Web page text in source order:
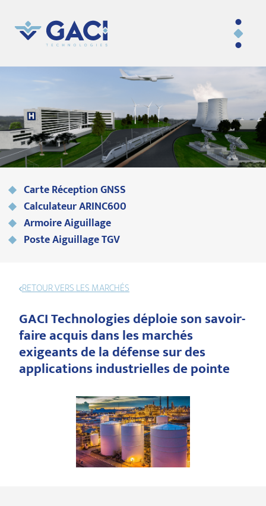
Carte Réception GNSS
Calculateur ARINC600
Armoire Aiguillage
Poste Aiguillage TGV
RETOUR VERS LES MARCHÉS
GACI Technologies déploie son savoir-
faire acquis dans les marchés
exigeants de la défense sur des
applications industrielles de pointe